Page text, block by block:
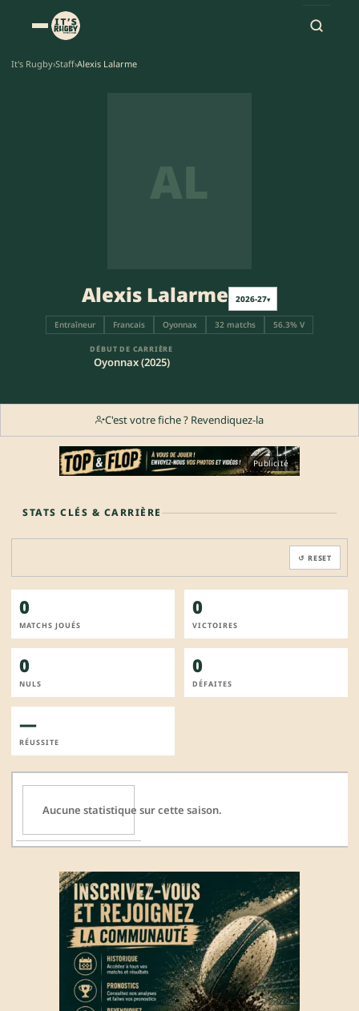
It's Rugby›Staff›Alexis Lalarme
AL
Alexis Lalarme 2026-27▾
Entraîneur Francais Oyonnax 32 matchs 56.3% V
DÉBUT DE CARRIÈRE
Oyonnax (2025)
C'est votre fiche ? Revendiquez-la
Publicité
STATS CLÉS & CARRIÈRE
↺ RESET
0
MATCHS JOUÉS
0
VICTOIRES
0
NULS
0
DÉFAITES
—
RÉUSSITE
Aucune statistique sur cette saison.